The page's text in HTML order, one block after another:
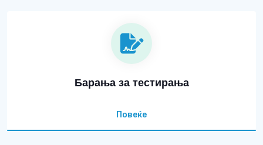
Барања за тестирања
Повеќе